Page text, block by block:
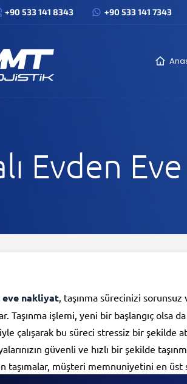
+90 533 141 8343 +90 533 141 7343
Evden
eve nakliyat, taşınma sürecinizi
Taşınma işlemi, yeni bir başlangıç olsa
çalışarak bu süreci stressiz bir şekilde
güvenli ve hızlı bir şekilde
taşımalar, müşteri memnuniyetini en üst